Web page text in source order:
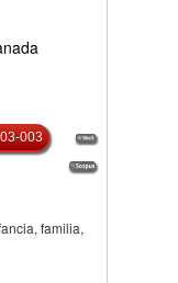
003
familia,